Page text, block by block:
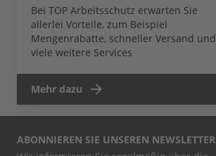
Bei TOP Arbeitsschutz erwarten Sie
allerlei Vorteile, zum Beispiel
Mengenrabatte, schneller Versand und
viele weitere Services
Mehr dazu
ABONNIEREN SIE UNSEREN NEWSLETTER